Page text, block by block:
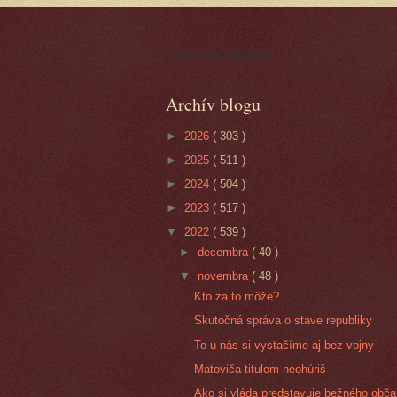
Cynická obluda
Archív blogu
► 2026 ( 303 )
► 2025 ( 511 )
► 2024 ( 504 )
► 2023 ( 517 )
▼ 2022 ( 539 )
►decembra( 40 )
▼novembra( 48 )
Kto za to môže?
Skutočná správa o stave republiky
To u nás si vystačíme aj bez vojny
Matoviča titulom neohúriš
Ako si vláda predstavuje bežného